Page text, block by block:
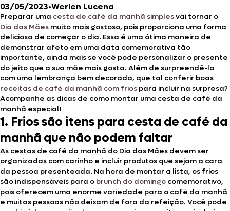
03/05/2023•Werlen Lucena
Preparar uma cesta de café da manhã simplesvai tornar o
Dia das Mães muito mais gostoso, pois proporciona uma forma
deliciosa de começar o dia. Essa é uma ótima maneira de
demonstrar afeto em uma data comemorativa tão
importante, ainda mais se você pode personalizar o presente
do jeito que a sua mãe mais gosta. Além de surpreendê-la
com uma lembrança bem decorada, que tal conferir boas
receitas de café da manhã com frios para incluir na surpresa?
Acompanhe as dicas de como montar uma cesta de café da
manhã especial!
1. Frios são itens para cesta de café da
manhã que não podem faltar
As cestas de café da manhã do Dia das Mães devem ser
organizadas com carinho e incluir produtos que sejam a cara
da pessoa presenteada. Na hora de montar a lista, os frios
são indispensáveis para o brunch do domingo comemorativo,
pois oferecem uma enorme variedade para o café da manhã
e muitas pessoas não deixam de fora da refeição. Você pode